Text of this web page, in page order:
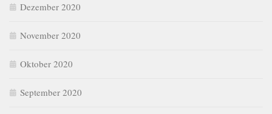
Dezember 2020
November 2020
Oktober 2020
September 2020